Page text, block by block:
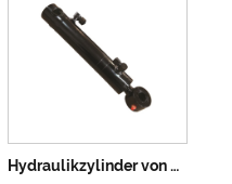
Hydraulikzylinder von Mini -Ausgrabungen